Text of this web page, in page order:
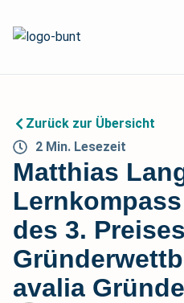
Zurück zur Übersicht
2 Min.Lesezeit
Matthias
des 3.
avalia